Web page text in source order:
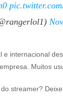
e internacional
Muitos
streamer?